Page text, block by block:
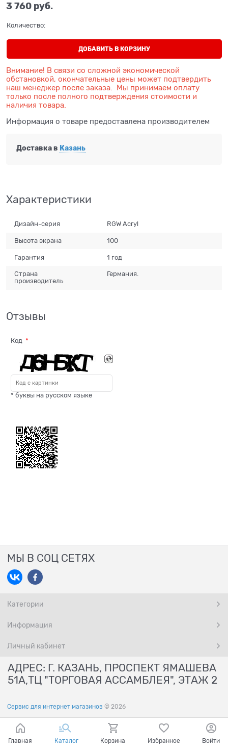
3 760 руб.
Количество:
ДОБАВИТЬ В КОРЗИНУ
Внимание! В связи со сложной экономической
обстановкой, окончательные цены может подтвердить
наш менеджер после заказа. Мы принимаем оплату
только после полного подтверждения стоимости и
наличия товара.
Информация о товаре предоставлена производителем
Доставка в Казань
Характеристики
Дизайн-серия RGW Acryl
Высота экрана 100
Гарантия 1 год
Страна
производитель
Германия.
Отзывы
Код
* буквы на русском языке
МЫ В СОЦ СЕТЯХ
Категории
Информация
Личный кабинет
АДРЕС: Г. КАЗАНЬ, ПРОСПЕКТ ЯМАШЕВА
51А,ТЦ "ТОРГОВАЯ АССАМБЛЕЯ", ЭТАЖ 2
Сервис для интернет магазинов © 2026
Главная Каталог Корзина Избранное Войти